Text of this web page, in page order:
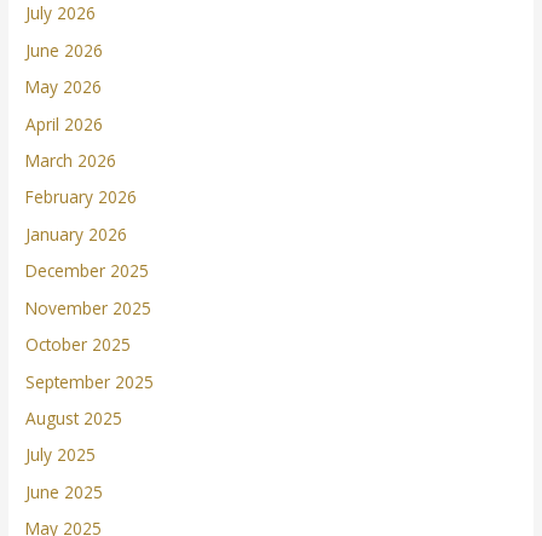
July 2026
June 2026
May 2026
April 2026
March 2026
February 2026
January 2026
December 2025
November 2025
October 2025
September 2025
August 2025
July 2025
June 2025
May 2025